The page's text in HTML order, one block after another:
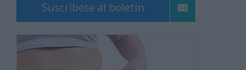
Suscríbete al boletín